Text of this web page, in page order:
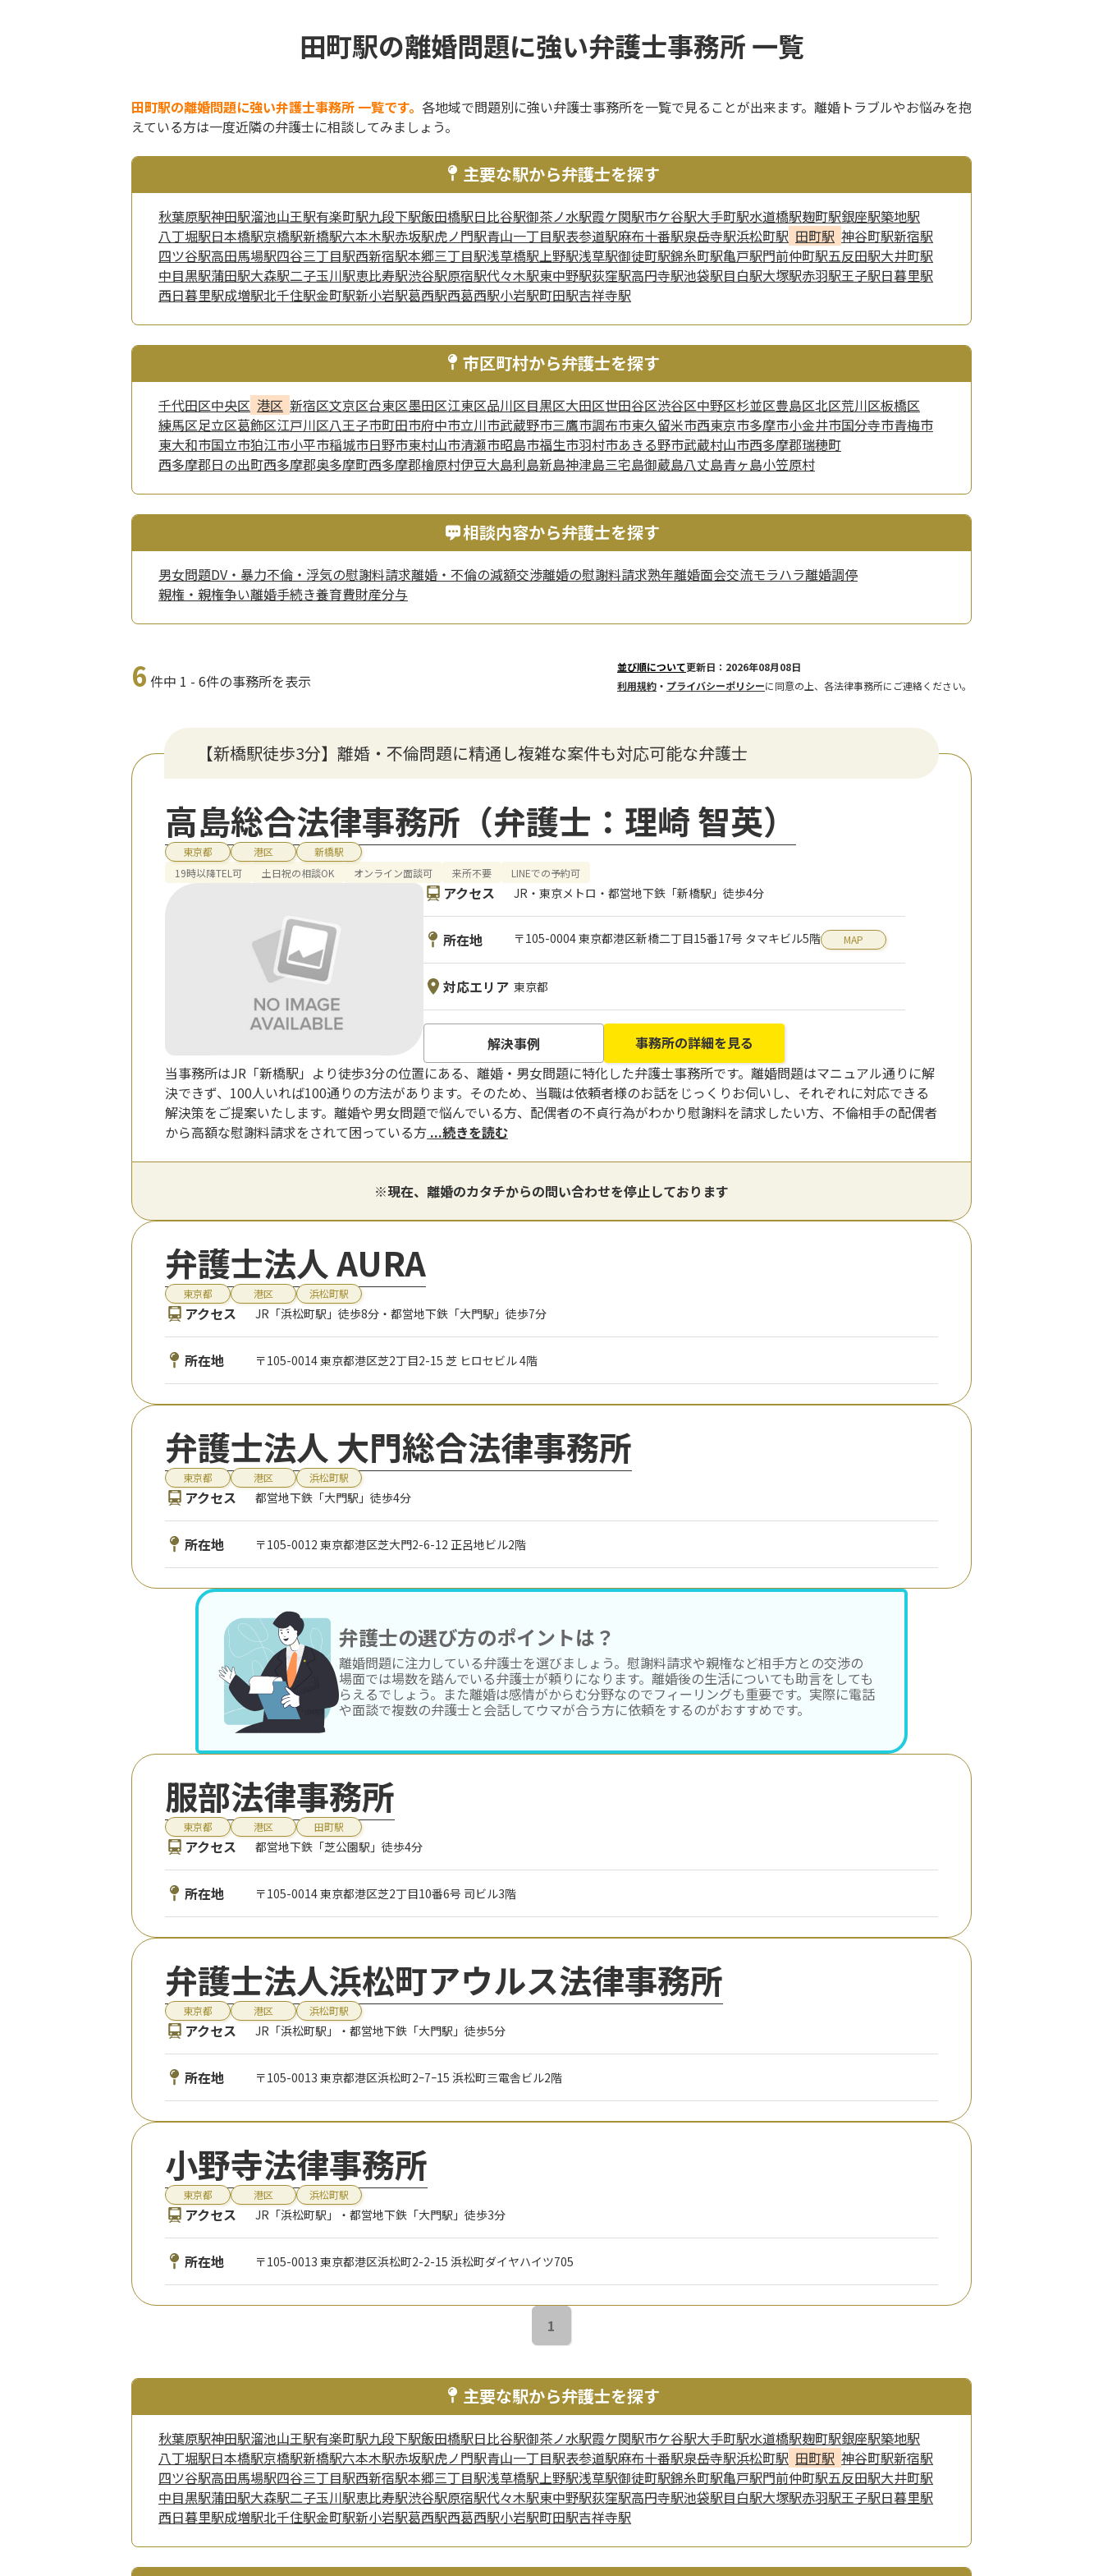
田町駅の離婚問題に強い弁護士事務所 一覧
田町駅の離婚問題に強い弁護士事務所 一覧です。 各地域で問題別に強い弁護士事務所を一覧で見ることが出来ます。離婚トラブルやお悩みを抱
えている方は一度近隣の弁護士に相談してみましょう。
主要な駅から弁護士を探す
秋葉原駅神田駅溜池山王駅有楽町駅九段下駅飯田橋駅日比谷駅御茶ノ水駅霞ケ関駅市ケ谷駅大手町駅水道橋駅麹町駅銀座駅築地駅
八丁堀駅日本橋駅京橋駅新橋駅六本木駅赤坂駅虎ノ門駅青山一丁目駅表参道駅麻布十番駅泉岳寺駅浜松町駅 田町駅 神谷町駅新宿駅
四ツ谷駅高田馬場駅四谷三丁目駅西新宿駅本郷三丁目駅浅草橋駅上野駅浅草駅御徒町駅錦糸町駅亀戸駅門前仲町駅五反田駅大井町駅
中目黒駅蒲田駅大森駅二子玉川駅恵比寿駅渋谷駅原宿駅代々木駅東中野駅荻窪駅高円寺駅池袋駅目白駅大塚駅赤羽駅王子駅日暮里駅
西日暮里駅成増駅北千住駅金町駅新小岩駅葛西駅西葛西駅小岩駅町田駅吉祥寺駅
市区町村から弁護士を探す
千代田区中央区 港区 新宿区文京区台東区墨田区江東区品川区目黒区大田区世田谷区渋谷区中野区杉並区豊島区北区荒川区板橋区
練馬区足立区葛飾区江戸川区八王子市町田市府中市立川市武蔵野市三鷹市調布市東久留米市西東京市多摩市小金井市国分寺市青梅市
東大和市国立市狛江市小平市稲城市日野市東村山市清瀬市昭島市福生市羽村市あきる野市武蔵村山市西多摩郡瑞穂町
西多摩郡日の出町西多摩郡奥多摩町西多摩郡檜原村伊豆大島利島新島神津島三宅島御蔵島八丈島青ヶ島小笠原村
相談内容から弁護士を探す
男女問題DV・暴力不倫・浮気の慰謝料請求離婚・不倫の減額交渉離婚の慰謝料請求熟年離婚面会交流モラハラ離婚調停
親権・親権争い離婚手続き養育費財産分与
6 件中 1 - 6件の事務所を表示
並び順について更新日：2026年08月08日
利用規約 ・ プライバシーポリシーに同意の上、各法律事務所にご連絡ください。
【新橋駅徒歩3分】離婚・不倫問題に精通し複雑な案件も対応可能な弁護士
高島総合法律事務所（弁護士：理崎 智英）
東京都 港区
新橋駅
19時以降TEL可
土日祝の相談OK オンライン面談可 来所不要 LINEでの予約可
アクセス JR・東京メトロ・都営地下鉄「新橋駅」徒歩4分
所在地 〒105-0004 東京都港区新橋二丁目15番17号 タマキビル5階 MAP
対応エリア 東京都
解決事例
事務所の詳細を見る
当事務所はJR「新橋駅」より徒歩3分の位置にある、離婚・男女問題に特化した弁護士事務所です。離婚問題はマニュアル通りに解
決できず、100人いれば100通りの方法があります。そのため、当職は依頼者様のお話をじっくりお伺いし、それぞれに対応できる
解決策をご提案いたします。離婚や男女問題で悩んでいる方、配偶者の不貞行為がわかり慰謝料を請求したい方、不倫相手の配偶者
から高額な慰謝料請求をされて困っている方 ...続きを読む
※現在、離婚のカタチからの問い合わせを停止しております
弁護士法人 AURA
東京都 港区 浜松町駅
アクセス JR「浜松町駅」徒歩8分・都営地下鉄「大門駅」徒歩7分
所在地 〒105-0014 東京都港区芝2丁目2-15 芝 ヒロセビル 4階
弁護士法人 大門総合法律事務所
東京都 港区 浜松町駅
アクセス 都営地下鉄「大門駅」徒歩4分
所在地 〒105-0012 東京都港区芝大門2-6-12 正呂地ビル2階
弁護士の選び方のポイントは？
離婚問題に注力している弁護士を選びましょう。慰謝料請求や親権など相手方との交渉の
場面では場数を踏んでいる弁護士が頼りになります。離婚後の生活についても助言をしても
らえるでしょう。また離婚は感情がからむ分野なのでフィーリングも重要です。実際に電話
や面談で複数の弁護士と会話してウマが合う方に依頼をするのがおすすめです。
服部法律事務所
東京都 港区 田町駅
アクセス 都営地下鉄「芝公園駅」徒歩4分
所在地 〒105-0014 東京都港区芝2丁目10番6号 司ビル3階
弁護士法人浜松町アウルス法律事務所
東京都 港区 浜松町駅
アクセス JR「浜松町駅」・都営地下鉄「大門駅」徒歩5分
所在地 〒105-0013 東京都港区浜松町2ｰ7ｰ15 浜松町三電舎ビル2階
小野寺法律事務所
東京都 港区 浜松町駅
アクセス JR「浜松町駅」・都営地下鉄「大門駅」徒歩3分
所在地 〒105-0013 東京都港区浜松町2-2-15 浜松町ダイヤハイツ705
1
主要な駅から弁護士を探す
秋葉原駅神田駅溜池山王駅有楽町駅九段下駅飯田橋駅日比谷駅御茶ノ水駅霞ケ関駅市ケ谷駅大手町駅水道橋駅麹町駅銀座駅築地駅
八丁堀駅日本橋駅京橋駅新橋駅六本木駅赤坂駅虎ノ門駅青山一丁目駅表参道駅麻布十番駅泉岳寺駅浜松町駅 田町駅 神谷町駅新宿駅
四ツ谷駅高田馬場駅四谷三丁目駅西新宿駅本郷三丁目駅浅草橋駅上野駅浅草駅御徒町駅錦糸町駅亀戸駅門前仲町駅五反田駅大井町駅
中目黒駅蒲田駅大森駅二子玉川駅恵比寿駅渋谷駅原宿駅代々木駅東中野駅荻窪駅高円寺駅池袋駅目白駅大塚駅赤羽駅王子駅日暮里駅
西日暮里駅成増駅北千住駅金町駅新小岩駅葛西駅西葛西駅小岩駅町田駅吉祥寺駅